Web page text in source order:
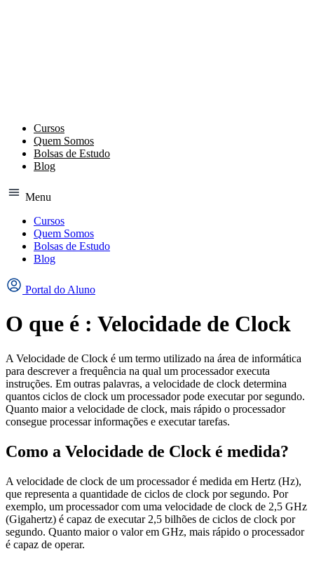
Cursos
Quem Somos
Bolsas de Estudo
Blog
Menu
Cursos
Quem Somos
Bolsas de Estudo
Blog
Portal do Aluno
O que é : Velocidade de Clock
A Velocidade de Clock é um termo utilizado na área de informática
para descrever a frequência na qual um processador executa
instruções. Em outras palavras, a velocidade de clock determina
quantos ciclos de clock um processador pode executar por segundo.
Quanto maior a velocidade de clock, mais rápido o processador
consegue processar informações e executar tarefas.
Como a Velocidade de Clock é medida?
A velocidade de clock de um processador é medida em Hertz (Hz),
que representa a quantidade de ciclos de clock por segundo. Por
exemplo, um processador com uma velocidade de clock de 2,5 GHz
(Gigahertz) é capaz de executar 2,5 bilhões de ciclos de clock por
segundo. Quanto maior o valor em GHz, mais rápido o processador
é capaz de operar.